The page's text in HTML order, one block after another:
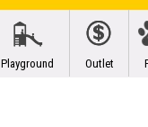
Playground Outlet